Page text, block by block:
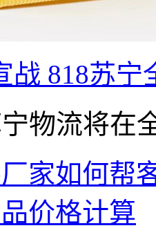
战 818苏
物流将在
家如何帮
价格计算